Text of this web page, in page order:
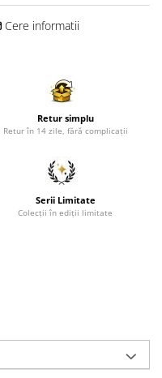
Cere informatii
Retur simplu
Retur în 14 zile, fără complicații
Serii Limitate
Colecții în ediții limitate